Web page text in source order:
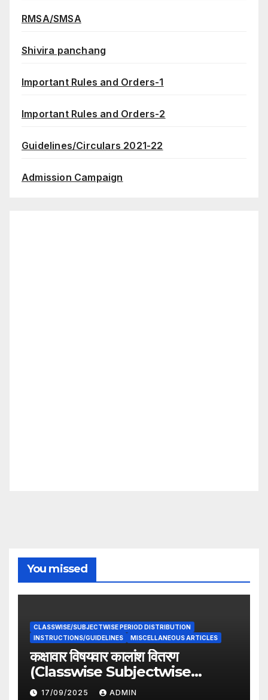
RMSA/SMSA
Shivira panchang
Important Rules and Orders-1
Important Rules and Orders-2
Guidelines/Circulars 2021-22
Admission Campaign
You missed
CLASSWISE/SUBJECTWISE PERIOD DISTRIBUTION
INSTRUCTIONS/GUIDELINES
MISCELLANEOUS ARTICLES
कक्षावार विषयवार कालांश वितरण
(Classwise Subjectwise
period distribution)
17/09/2025 ADMIN